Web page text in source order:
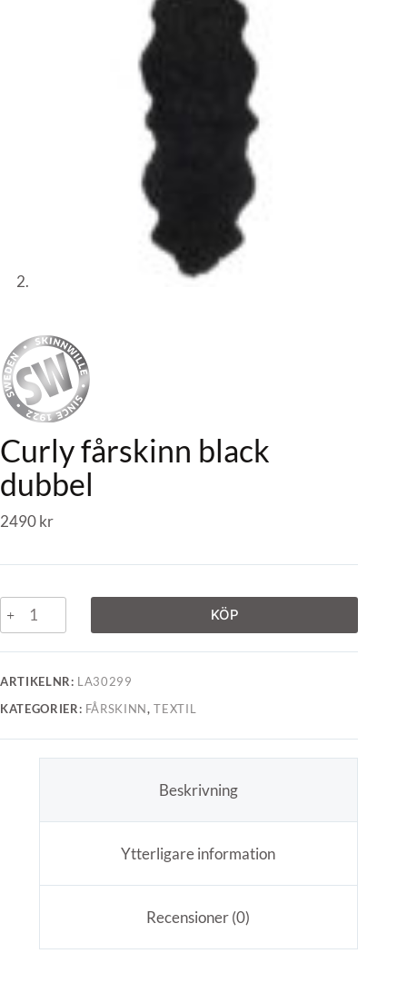
Curly fårskinn black
dubbel
2490kr
KÖP
ARTIKELNR: LA30299
KATEGORIER: FÅRSKINN,TEXTIL
Beskrivning
Ytterligare information
Recensioner (0)